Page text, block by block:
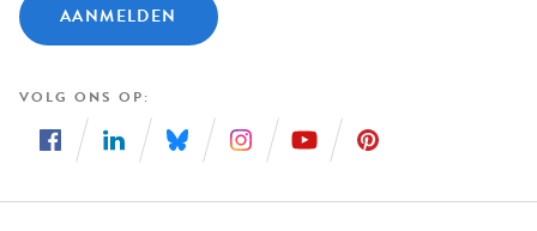
AANMELDEN
VOLG ONS OP
ons
ons
ons
ons
ons
ons